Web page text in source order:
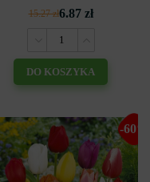
15.27 zł6.87 zł
DO KOSZYKA
-60%